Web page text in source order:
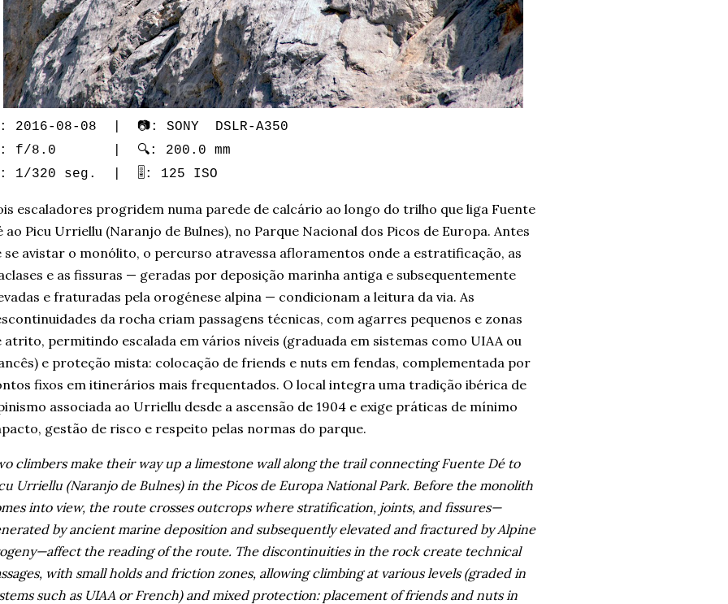
2016-08-08 | 📷: SONY DSLR-A350
f/8.0 | 🔍: 200.0 mm
1/320 seg. | 🎚️: 125 ISO
escaladores progridem numa parede de calcário ao longo do trilho que liga Fuente
ao Picu Urriellu (Naranjo de Bulnes), no Parque Nacional dos Picos de Europa. Antes
se avistar o monólito, o percurso atravessa afloramentos onde a estratificação, as
e as fissuras — geradas por deposição marinha antiga e subsequentemente
e fraturadas pela orogénese alpina — condicionam a leitura da via. As
da rocha criam passagens técnicas, com agarres pequenos e zonas
atrito, permitindo escalada em vários níveis (graduada em sistemas como UIAA ou
e proteção mista: colocação de friends e nuts em fendas, complementada por
fixos em itinerários mais frequentados. O local integra uma tradição ibérica de
associada ao Urriellu desde a ascensão de 1904 e exige práticas de mínimo
gestão de risco e respeito pelas normas do parque.
climbers make their way up a limestone wall along the trail connecting Fuente Dé to
Urriellu (Naranjo de Bulnes) in the Picos de Europa National Park. Before the monolith
into view, the route crosses outcrops where stratification, joints, and fissures—
by ancient marine deposition and subsequently elevated and fractured by Alpine
the reading of the route. The discontinuities in the rock create technical
with small holds and friction zones, allowing climbing at various levels (graded in
such as UIAA or French) and mixed protection: placement of friends and nuts in